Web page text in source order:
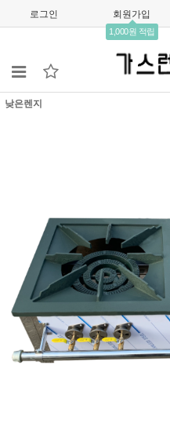
로그인 회원가입
1,000원 적립
낮은렌지